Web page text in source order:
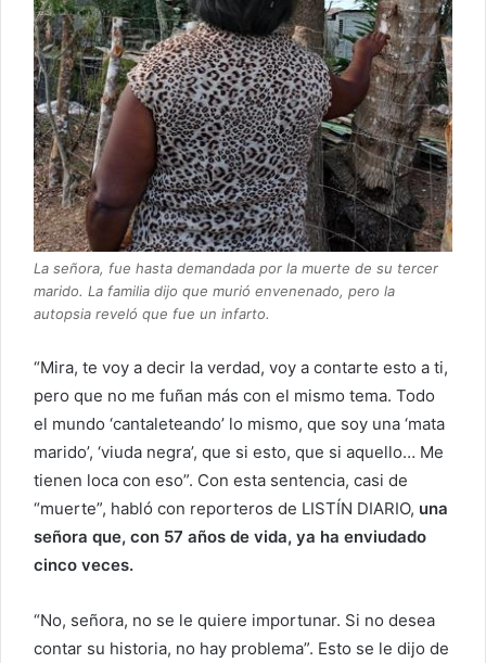
La señora, fue hasta demandada por la muerte de su tercer
marido. La familia dijo que murió envenenado, pero la
autopsia reveló que fue un infarto.
“Mira, te voy a decir la verdad, voy a contarte esto a ti,
pero que no me fuñan más con el mismo tema. Todo
el mundo ‘cantaleteando’ lo mismo, que soy una ‘mata
marido’, ‘viuda negra’, que si esto, que si aquello… Me
tienen loca con eso”. Con esta sentencia, casi de
“muerte”, habló con reporteros de LISTÍN DIARIO, una
señora que, con 57 años de vida, ya ha enviudado
cinco veces.
“No, señora, no se le quiere importunar. Si no desea
contar su historia, no hay problema”. Esto se le dijo de